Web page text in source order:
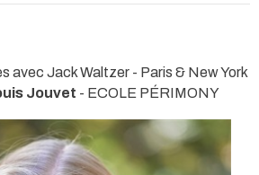
avec Jack Waltzer - Paris & New York
Jouvet - ECOLE PÉRIMONY